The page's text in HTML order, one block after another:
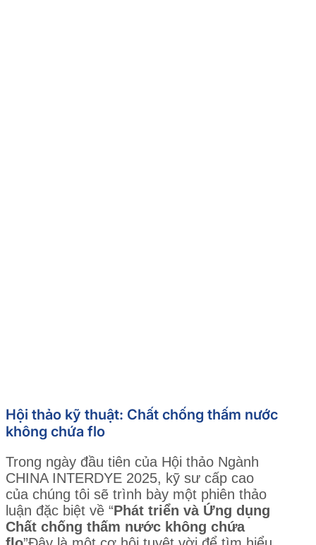
Hội thảo kỹ thuật: Chất chống thấm nước
không chứa flo
Trong ngày đầu tiên của Hội thảo Ngành
CHINA INTERDYE 2025, kỹ sư cấp cao
của chúng tôi sẽ trình bày một phiên thảo
luận đặc biệt về “Phát triển và Ứng dụng
Chất chống thấm nước không chứa